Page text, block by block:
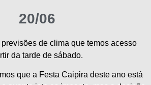
20/06
previsões de clima que temos acesso
da tarde de sábado.
que a Festa Caipira deste ano está